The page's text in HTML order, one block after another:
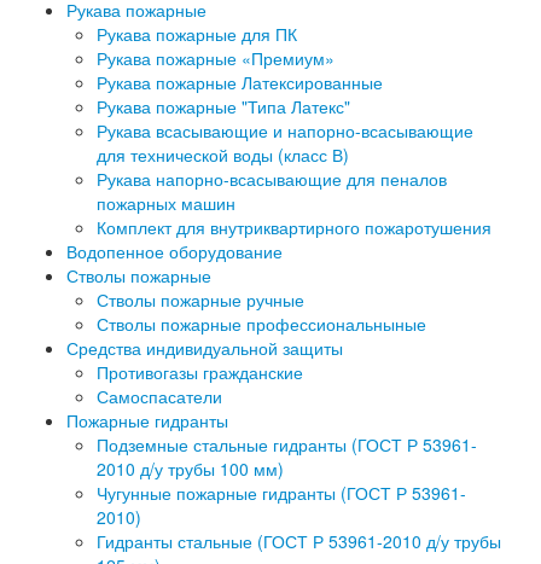
Рукава пожарные
Рукава пожарные для ПК
Рукава пожарные «Премиум»
Рукава пожарные Латексированные
Рукава пожарные "Типа Латекс"
Рукава всасывающие и напорно-всасывающие
для технической воды (класс В)
Рукава напорно-всасывающие для пеналов
пожарных машин
Комплект для внутриквартирного пожаротушения
Водопенное оборудование
Стволы пожарные
Стволы пожарные ручные
Стволы пожарные профессиональныные
Средства индивидуальной защиты
Противогазы гражданские
Самоспасатели
Пожарные гидранты
Подземные стальные гидранты (ГОСТ Р 53961-
2010 д/у трубы 100 мм)
Чугунные пожарные гидранты (ГОСТ Р 53961-
2010)
Гидранты стальные (ГОСТ Р 53961-2010 д/у трубы